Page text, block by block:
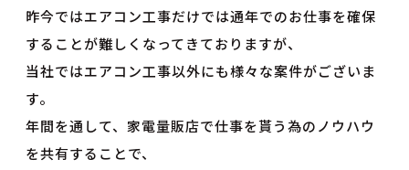
昨今ではエアコン工事だけでは通年でのお仕事を確保
することが難しくなってきておりますが、
当社ではエアコン工事以外にも様々な案件がございま
す。
年間を通して、家電量販店で仕事を貰う為のノウハウ
を共有することで、